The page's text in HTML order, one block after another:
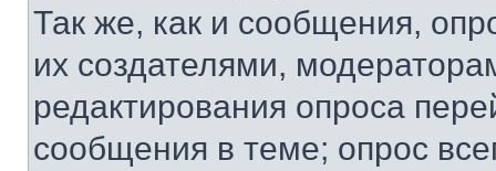
Так же, как и сообщения,
их создателями,
редактирования опроса
сообщения в теме; опрос